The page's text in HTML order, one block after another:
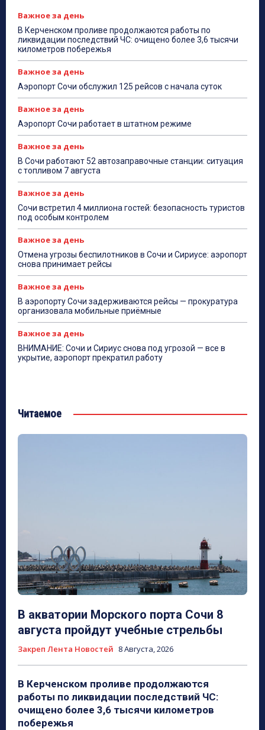
Важное за день
В Керченском проливе продолжаются работы по
ликвидации последствий ЧС: очищено более 3,6 тысячи
километров побережья
Важное за день
Аэропорт Сочи обслужил 125 рейсов с начала суток
Важное за день
Аэропорт Сочи работает в штатном режиме
Важное за день
В Сочи работают 52 автозаправочные станции: ситуация
с топливом 7 августа
Важное за день
Сочи встретил 4 миллиона гостей: безопасность туристов
под особым контролем
Важное за день
Отмена угрозы беспилотников в Сочи и Сириусе: аэропорт
снова принимает рейсы
Важное за день
В аэропорту Сочи задерживаются рейсы — прокуратура
организовала мобильные приёмные
Важное за день
ВНИМАНИЕ: Сочи и Сириус снова под угрозой — все в
укрытие, аэропорт прекратил работу
Читаемое
В акватории Морского порта Сочи 8
августа пройдут учебные стрельбы
Закреп Лента Новостей 8 Августа, 2026
В Керченском проливе продолжаются
работы по ликвидации последствий ЧС:
очищено более 3,6 тысячи километров
побережья